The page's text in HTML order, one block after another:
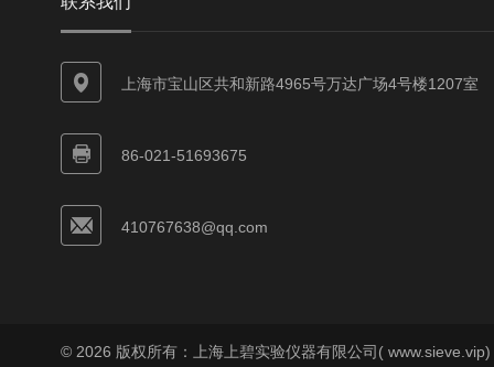
上海市宝山区共和新路4965号万达广场4号楼1207室
86-021-51693675
410767638@qq.com
© 2026 版权所有：上海上碧实验仪器有限公司(